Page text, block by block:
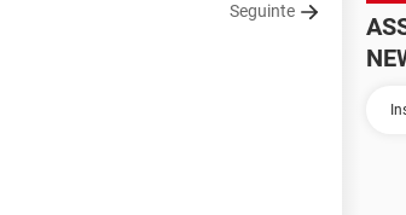
Seguinte